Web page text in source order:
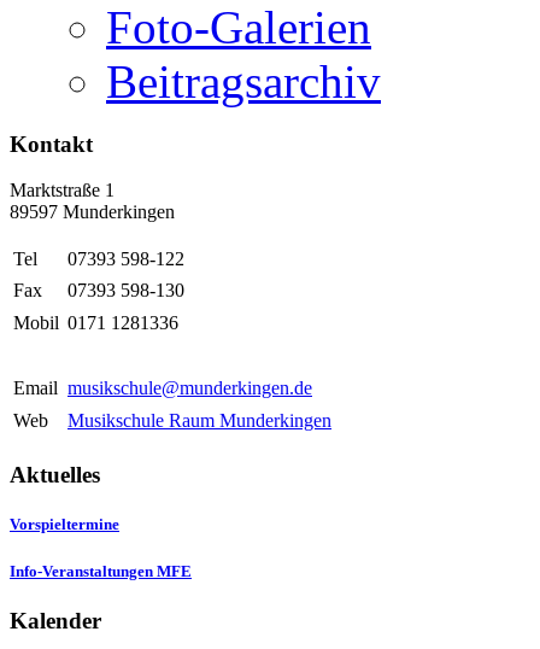
Foto-Galerien
Beitragsarchiv
Kontakt
Marktstraße 1
89597 Munderkingen
Tel
07393 598-122
Fax
07393 598-130
Mobil 0171 1281336
Email musikschule@munderkingen.de
Web
Musikschule Raum Munderkingen
Aktuelles
Vorspieltermine
Info-Veranstaltungen MFE
Kalender